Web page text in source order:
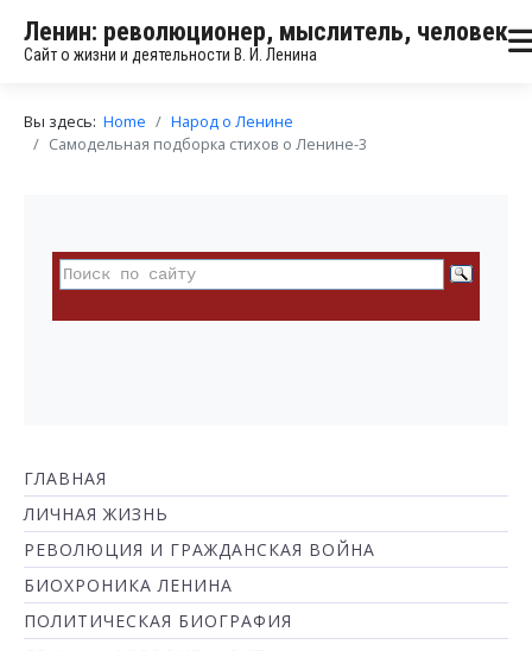
Ленин: революционер, мыслитель, человек
Сайт о жизни и деятельности В. И. Ленина
Вы здесь: Home
Народ о Ленине
Самодельная подборка стихов о Ленине-3
ГЛАВНАЯ
ЛИЧНАЯ ЖИЗНЬ
РЕВОЛЮЦИЯ И ГРАЖДАНСКАЯ ВОЙНА
БИОХРОНИКА ЛЕНИНА
ПОЛИТИЧЕСКАЯ БИОГРАФИЯ